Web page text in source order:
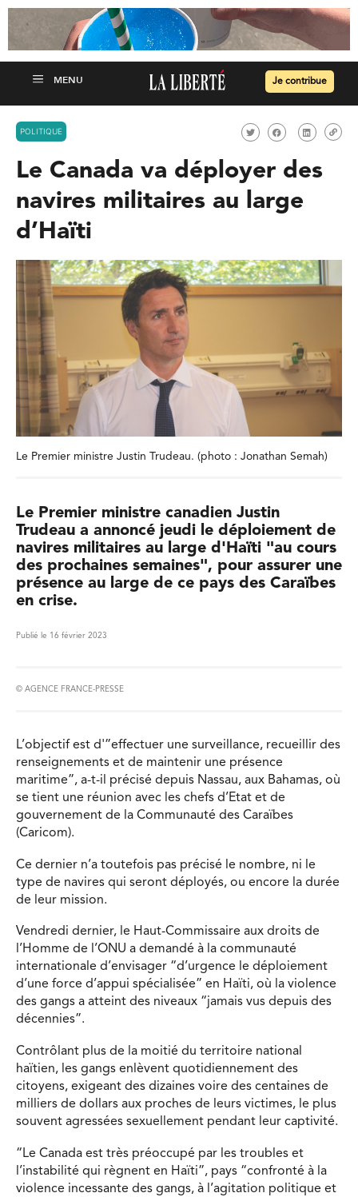
Je contribue
POLITIQUE
Le Canada va déployer des
navires militaires au large
d’Haïti
Le Premier ministre Justin Trudeau. (photo : Jonathan Semah)
Le Premier ministre canadien Justin
Trudeau a annoncé jeudi le déploiement de
navires militaires au large d'Haïti "au cours
des prochaines semaines", pour assurer une
présence au large de ce pays des Caraïbes
en crise.
Publié le 16 février 2023
© AGENCE FRANCE-PRESSE
L’objectif est d'”effectuer une surveillance, recueillir des
renseignements et de maintenir une présence
maritime”, a-t-il précisé depuis Nassau, aux Bahamas, où
se tient une réunion avec les chefs d’Etat et de
gouvernement de la Communauté des Caraïbes
(Caricom).
Ce dernier n’a toutefois pas précisé le nombre, ni le
type de navires qui seront déployés, ou encore la durée
de leur mission.
Vendredi dernier, le Haut-Commissaire aux droits de
l’Homme de l’ONU a demandé à la communauté
internationale d’envisager “d’urgence le déploiement
d’une force d’appui spécialisée” en Haïti, où la violence
des gangs a atteint des niveaux “jamais vus depuis des
décennies”.
Contrôlant plus de la moitié du territoire national
haïtien, les gangs enlèvent quotidiennement des
citoyens, exigeant des dizaines voire des centaines de
milliers de dollars aux proches de leurs victimes, le plus
souvent agressées sexuellement pendant leur captivité.
“Le Canada est très préoccupé par les troubles et
l’instabilité qui règnent en Haïti”, pays “confronté à la
violence incessante des gangs, à l’agitation politique et